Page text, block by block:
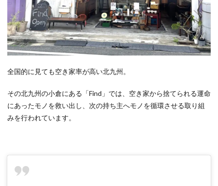
全国的に見ても空き家率が高い北九州。
その北九州の小倉にある「Find」では、空き家から捨てられる運命
にあったモノを救い出し、次の持ち主へモノを循環させる取り組
みを行われています。